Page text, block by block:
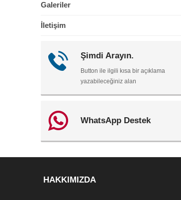
Galeriler
İletişim
Şimdi Arayın.
Button ile ilgili kısa bir açıklama
yazabileceğiniz alan
WhatsApp Destek
HAKKIMIZDA